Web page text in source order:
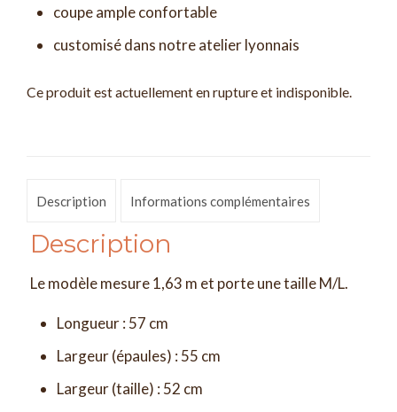
coupe ample confortable
customisé dans notre atelier lyonnais
Ce produit est actuellement en rupture et indisponible.
Description Informations complémentaires
Description
Le modèle mesure 1,63 m et porte une taille M/L.
Longueur : 57 cm
Largeur (épaules) : 55 cm
Largeur (taille) : 52 cm